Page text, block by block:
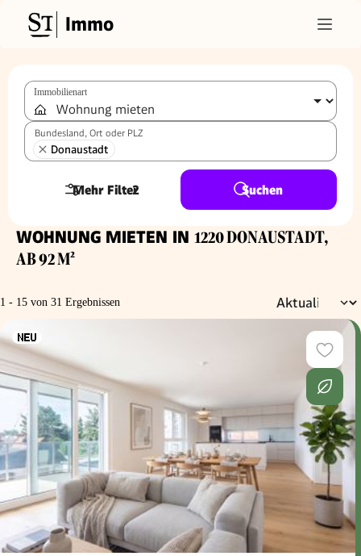
Immo
Immobilienart
Bundesland, Ort oder PLZ
Donaustadt
Mehr Filter
2 Suchen
WOHNUNG MIETEN IN 1220 DONAUSTADT,
AB 92 M²
1 - 15 von 31 Ergebnissen